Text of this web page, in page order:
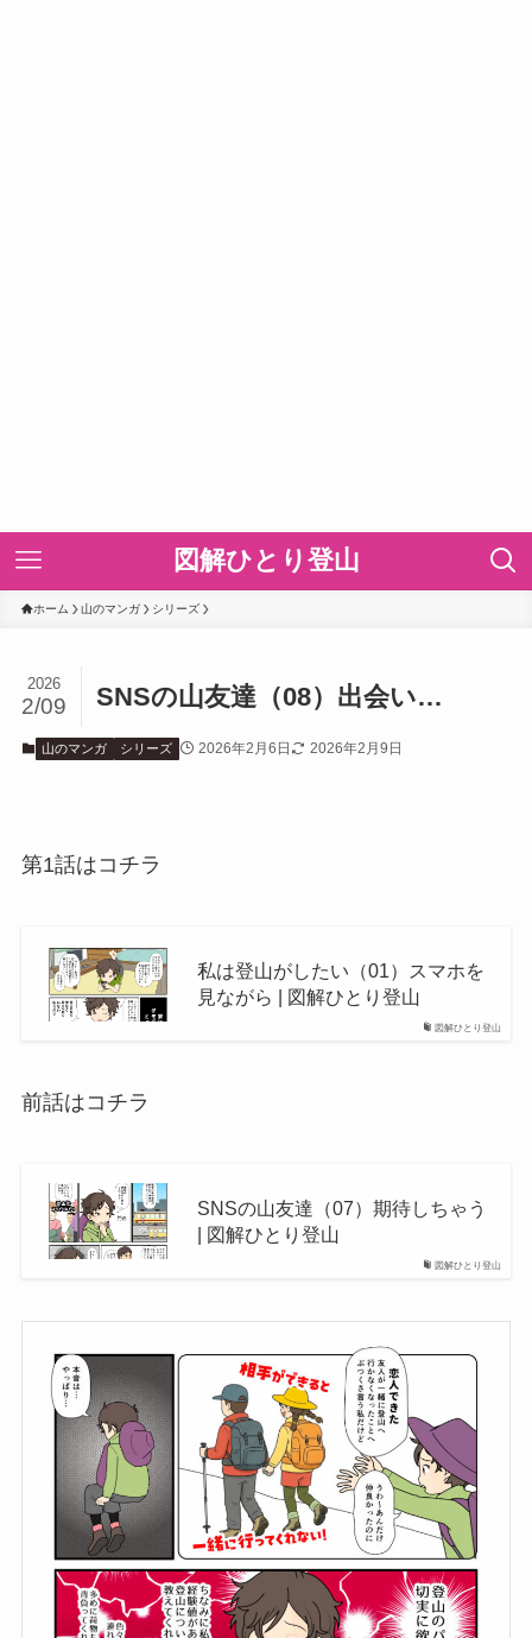
図解ひとり登山
ホーム 山のマンガ シリーズ
SNSの山友達（08）出会い…
2026
2/09
山のマンガ シリーズ 2026年2月6日 2026年2月9日
第1話はコチラ
図解ひとり登山
私は登山がしたい（01）スマホを
見ながら | 図解ひとり登山
前話はコチラ
図解ひとり登山
SNSの山友達（07）期待しちゃう
| 図解ひとり登山